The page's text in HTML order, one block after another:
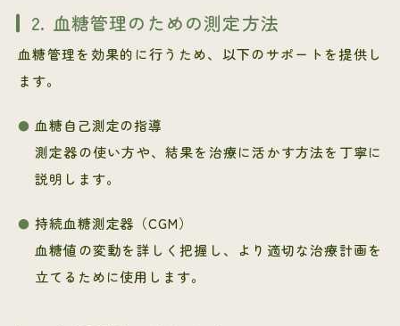
2. 血糖管理のための測定方法
血糖管理を効果的に行うため、以下のサポートを提供し
ます。
血糖自己測定の指導
測定器の使い方や、結果を治療に活かす方法を丁寧に
説明します。
持続血糖測定器（CGM）
血糖値の変動を詳しく把握し、より適切な治療計画を
立てるために使用します。